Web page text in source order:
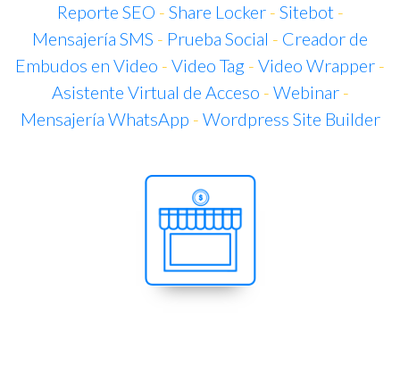
Reporte SEO - Share Locker- Sitebot-
Mensajería SMS - Prueba Social - Creador de
Embudos en Video - Video Tag - Video Wrapper -
Asistente Virtual de Acceso - Webinar-
Mensajería WhatsApp - Wordpress Site Builder